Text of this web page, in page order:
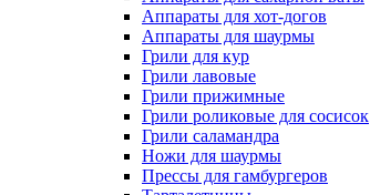
Аппараты для хот-догов
Аппараты для шаурмы
Грили для кур
Грили лавовые
Грили прижимные
Грили роликовые для сосисок
Грили саламандра
Ножи для шаурмы
Прессы для гамбургеров